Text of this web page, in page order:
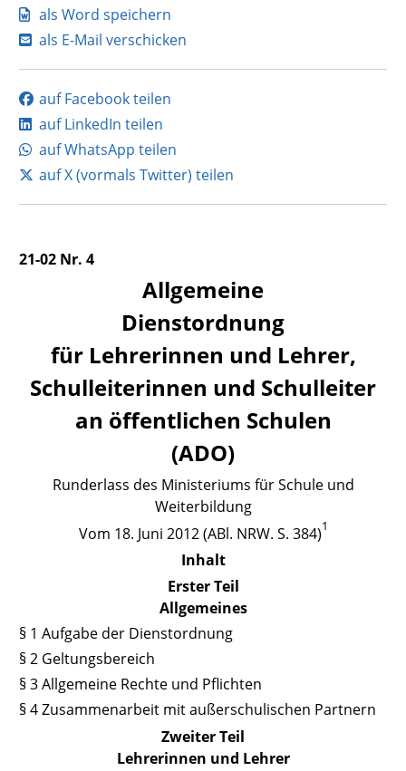
als Word speichern
als E-Mail verschicken
auf Facebook teilen
auf LinkedIn teilen
auf WhatsApp teilen
auf X (vormals Twitter) teilen
21-02 Nr. 4
Allgemeine
Dienstordnung
für Lehrerinnen und Lehrer,
Schulleiterinnen und Schulleiter
an öffentlichen Schulen
(ADO)
Runderlass des Ministeriums für Schule und
Weiterbildung
Vom 18. Juni 2012 (ABl. NRW. S. 384)1
Inhalt
Erster Teil
Allgemeines
§ 1 Aufgabe der Dienstordnung
§ 2 Geltungsbereich
§ 3 Allgemeine Rechte und Pflichten
§ 4 Zusammenarbeit mit außerschulischen Partnern
Zweiter Teil
Lehrerinnen und Lehrer